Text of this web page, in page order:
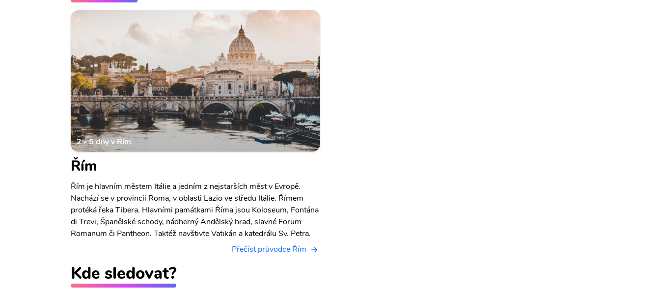
2 - 5 dny v Řím
Řím
Řím je hlavním městem Itálie a jedním z nejstarších měst v Evropě.
Nachází se v provincii Roma, v oblasti Lazio ve středu Itálie. Římem
protéká řeka Tibera. Hlavními památkami Říma jsou Koloseum, Fontána
di Trevi, Španělské schody, nádherný Andělský hrad, slavné Forum
Romanum či Pantheon. Taktéž navštivte Vatikán a katedrálu Sv. Petra.
Přečíst průvodce Řím
Kde sledovat?